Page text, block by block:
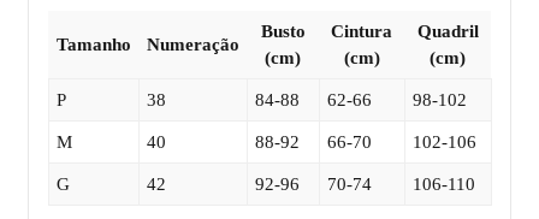
Tamanho Numeração
Busto
(cm)
Cintura
(cm)
Quadril
(cm)
P 38 84-88 62-66 98-102
M 40 88-92 66-70 102-106
G 42 92-96 70-74 106-110